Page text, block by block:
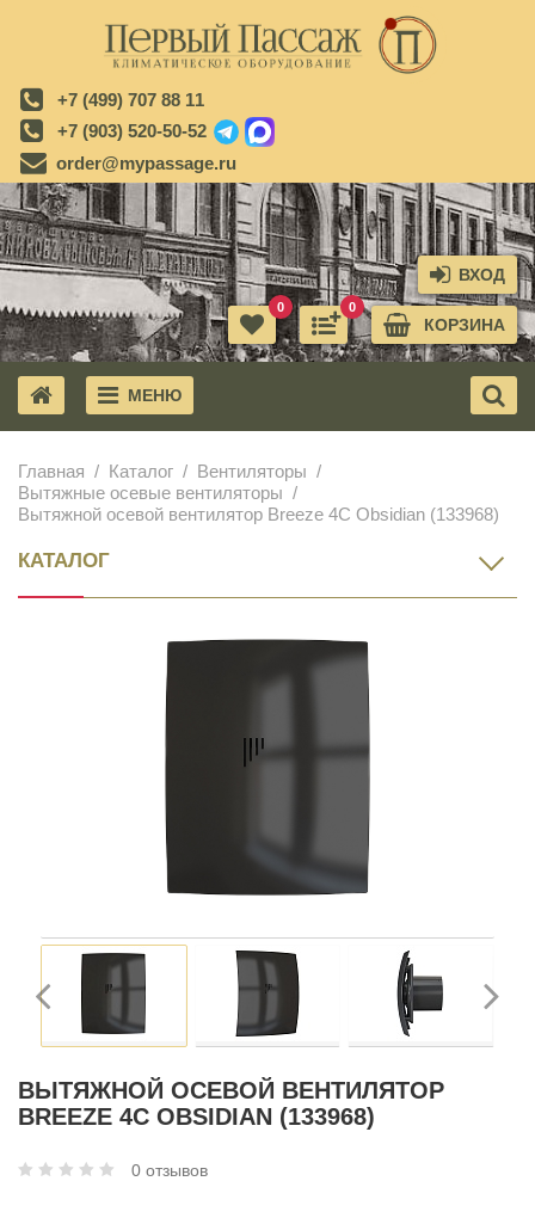
+7 (499) 707 88 11
+7 (903) 520-50-52
order@mypassage.ru
ВХОД
КОРЗИНА
0
0
МЕНЮ
Главная Каталог
Вентиляторы
Вытяжные осевые вентиляторы
Вытяжной осевой вентилятор Breeze 4C Obsidian (133968)
КАТАЛОГ
ВЫТЯЖНОЙ ОСЕВОЙ ВЕНТИЛЯТОР
BREEZE 4C OBSIDIAN (133968)
0 отзывов